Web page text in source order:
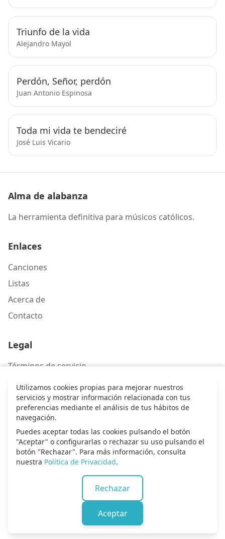
Inicio Canciones Entrar
Triunfo de la vida
Alejandro Mayol
Perdón, Señor, perdón
Juan Antonio Espinosa
Toda mi vida te bendeciré
José Luis Vicario
Alma de alabanza
La herramienta definitiva para músicos católicos.
Enlaces
Canciones
Listas
Acerca de
Contacto
Legal
Términos de servicio
Política de privacidad
Contacto
Escríbenos
© 2026 Alma de alabanza. Todos los derechos
reservados.
Utilizamos cookies propias para mejorar nuestros
servicios y mostrar información relacionada con tus
preferencias mediante el análisis de tus hábitos de
navegación.
Puedes aceptar todas las cookies pulsando el botón
"Aceptar" o configurarlas o rechazar su uso pulsando el
botón "Rechazar". Para más información, consulta
nuestra Política de Privacidad.
Rechazar
Aceptar